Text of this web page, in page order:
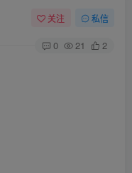
关注 私信
0 21 2